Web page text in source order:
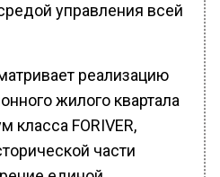
управления всей
реализацию
жилого квартала
FORIVER,
части